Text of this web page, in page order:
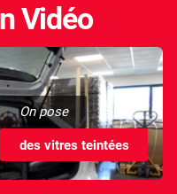
Vidéo
On pose
des vitres teintées